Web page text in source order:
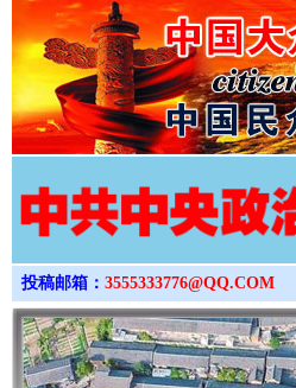
投稿邮箱： 3555333776@QQ.COM